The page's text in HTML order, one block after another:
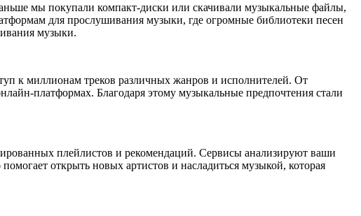
мы покупали компакт-диски или скачивали музыкальные файлы,
для прослушивания музыки, где огромные библиотеки песен
музыки.
к миллионам треков различных жанров и исполнителей. От
платформах. Благодаря этому музыкальные предпочтения стали
плейлистов и рекомендаций. Сервисы анализируют ваши
открыть новых артистов и насладиться музыкой, которая